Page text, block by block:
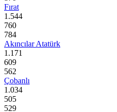
Fırat
1.544
760
784
Akıncılar Atatürk
1.171
609
562
Çobanlı
1.034
505
529